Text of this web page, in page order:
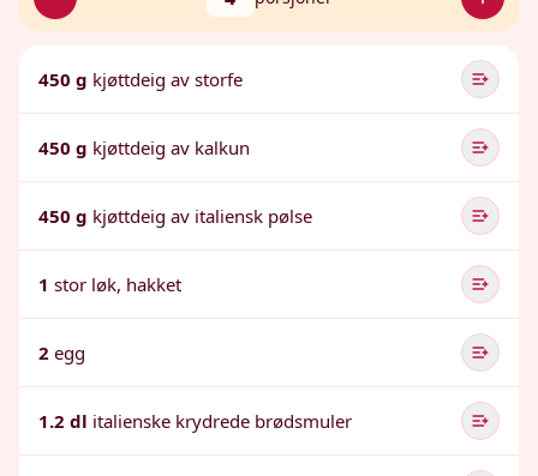
450 g kjøttdeig av storfe
450 g kjøttdeig av kalkun
450 g kjøttdeig av italiensk pølse
1 stor løk, hakket
2 egg
1.2 dl italienske krydrede brødsmuler